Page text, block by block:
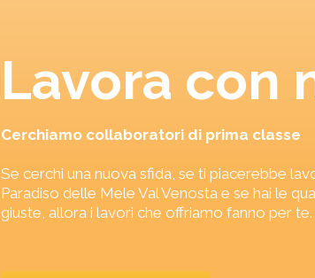
Lavora con
Cerchiamo collaboratori di prima classe
Se cerchi una nuova sfida, se ti piacerebbe
Paradiso delle Mele Val Venosta e se hai le
giuste, allora i lavori che offriamo fanno per te.